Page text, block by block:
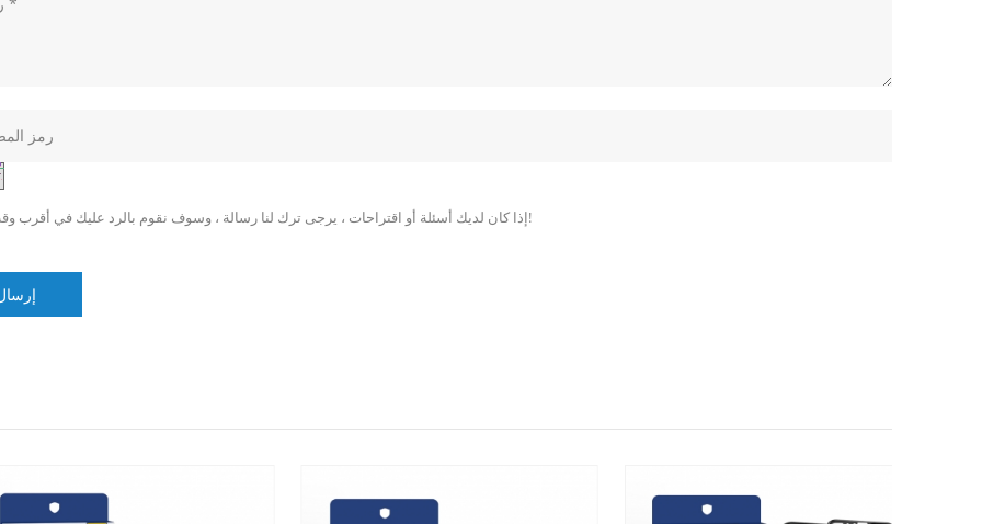
إذا كان لديك أسئلة أو اقتراحات ، يرجى ترك لنا رسالة ، وسوف نقوم بالرد عليك في أقرب وقت ممكن!